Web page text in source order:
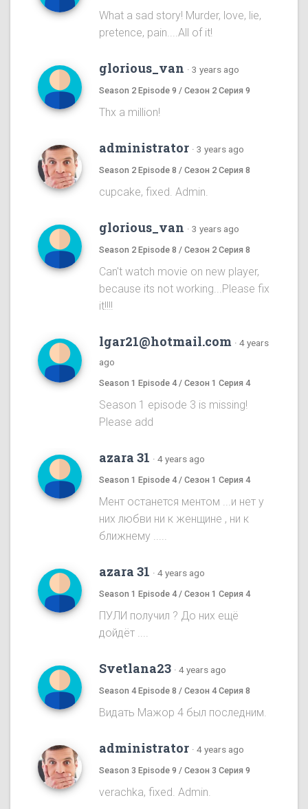
What a sad story! Murder, love, lie,
pretence, pain....All of it!
glorious_van · 3 years ago
Season 2 Episode 9 / Сезон 2 Серия 9
Thx a million!
administrator · 3 years ago
Season 2 Episode 8 / Сезон 2 Серия 8
cupcake, fixed. Admin.
glorious_van · 3 years ago
Season 2 Episode 8 / Сезон 2 Серия 8
Can't watch movie on new player,
because its not working...Please fix
it!!!!
lgar21@hotmail.com · 4 years
ago
Season 1 Episode 4 / Сезон 1 Серия 4
Season 1 episode 3 is missing!
Please add
azara 31 · 4 years ago
Season 1 Episode 4 / Сезон 1 Серия 4
Мент останется ментом ...и нет у
них любви ни к женщине , ни к
ближнему .....
azara 31 · 4 years ago
Season 1 Episode 4 / Сезон 1 Серия 4
ПУЛИ получил ? До них ещё
дойдёт ....
Svetlana23 · 4 years ago
Season 4 Episode 8 / Сезон 4 Серия 8
Видать Мажор 4 был последним.
administrator · 4 years ago
Season 3 Episode 9 / Сезон 3 Серия 9
verachka, fixed. Admin.